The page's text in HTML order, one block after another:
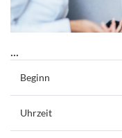
...
Beginn
Uhrzeit